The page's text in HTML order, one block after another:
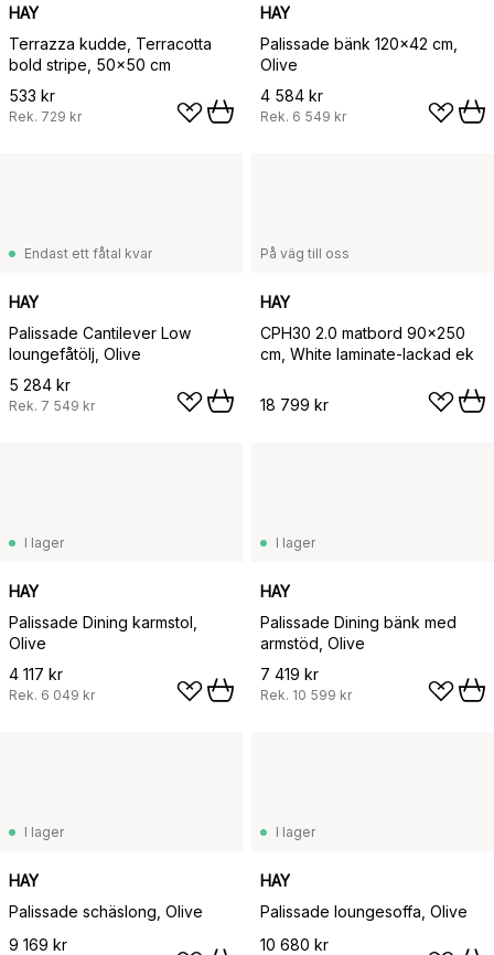
HAY
Terrazza kudde, Terracotta
bold stripe, 50x50 cm
533 kr
Rek. 729 kr
HAY
Palissade bänk 120x42 cm,
Olive
4 584 kr
Rek. 6 549 kr
Endast ett fåtal kvar
HAY
Palissade Cantilever Low
loungefåtölj, Olive
5 284 kr
Rek. 7 549 kr
På väg till oss
HAY
CPH30 2.0 matbord 90x250
cm, White laminate-lackad ek
18 799 kr
I lager
HAY
Palissade Dining karmstol,
Olive
4 117 kr
Rek. 6 049 kr
I lager
HAY
Palissade Dining bänk med
armstöd, Olive
7 419 kr
Rek. 10 599 kr
I lager
HAY
Palissade schäslong, Olive
9 169 kr
I lager
HAY
Palissade loungesoffa, Olive
10 680 kr